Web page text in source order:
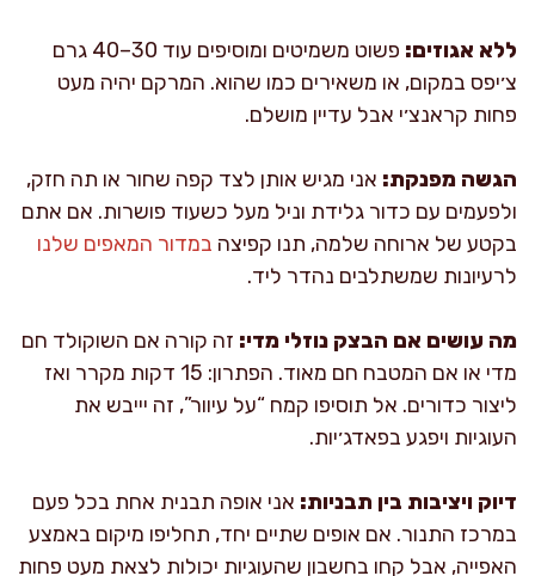
ללא אגוזים:
פשוט משמיטים ומוסיפים עוד 30–40 גרם
צ׳יפס במקום, או משאירים כמו שהוא. המרקם יהיה מעט
פחות קראנצ׳י אבל עדיין מושלם.
הגשה מפנקת: אני מגיש אותן לצד קפה שחור או תה חזק,
ולפעמים עם כדור גלידת וניל מעל כשעוד פושרות. אם אתם
בקטע של ארוחה שלמה, תנו קפיצה במדור המאפים שלנו
לרעיונות שמשתלבים נהדר ליד.
מה עושים אם הבצק נוזלי מדי: זה קורה אם השוקולד חם
מדי או אם המטבח חם מאוד. הפתרון: 15 דקות מקרר ואז
ליצור כדורים. אל תוסיפו קמח “על עיוור”, זה יייבש את
העוגיות ויפגע בפאדג׳יות.
דיוק ויציבות בין תבניות: אני אופה תבנית אחת בכל פעם
במרכז התנור. אם אופים שתיים יחד, תחליפו מיקום באמצע
האפייה, אבל קחו בחשבון שהעוגיות יכולות לצאת מעט פחות